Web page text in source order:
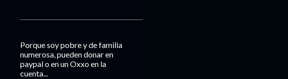
Porque soy pobre y de familia
numerosa, pueden donar en
paypal o en un Oxxo en la
cuenta...